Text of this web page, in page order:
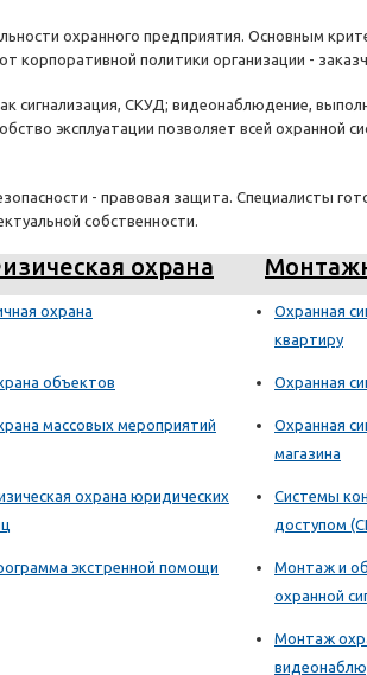
охранного предприятия. Основным
корпоративной политики организации -
сигнализация, СКУД; видеонаблюдение,
эксплуатации позволяет всей охранной
- правовая защита. Специалисты
собственности.
охрана
охрана
Охранная
квартиру
объектов Охранная
массовых мероприятий
Охранная
магазина
охрана юридических
Системы
доступом
экстренной помощи
Монтаж и
охранной
Монтаж